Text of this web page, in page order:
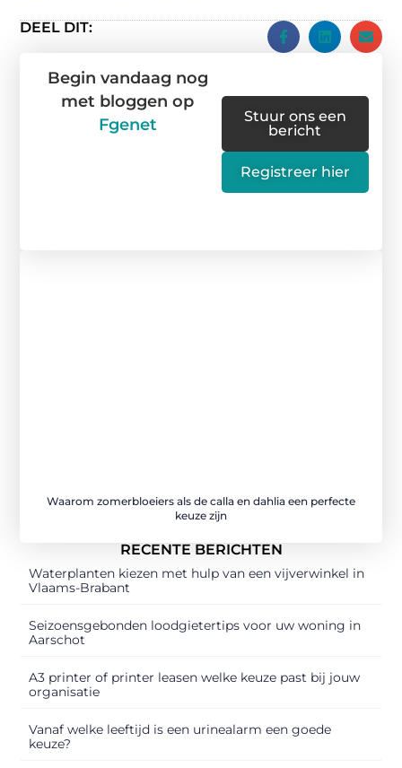
DEEL DIT:
Waarom zomerbloeiers als de calla en dahlia een perfecte
keuze zijn
RECENTE BERICHTEN
Waterplanten kiezen met hulp van een vijverwinkel in
Vlaams-Brabant
Seizoensgebonden loodgietertips voor uw woning in
Aarschot
A3 printer of printer leasen welke keuze past bij jouw
organisatie
Vanaf welke leeftijd is een urinealarm een goede
keuze?
Begin vandaag nog
met bloggen op
Fgenet
Stuur ons een
bericht
Registreer hier